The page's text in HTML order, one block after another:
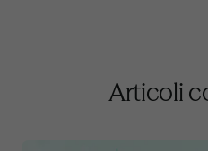
Articoli